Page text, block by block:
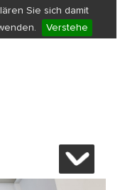
Sie sich damit
Verstehe